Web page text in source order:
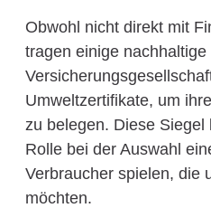
Obwohl nicht direkt mit
tragen einige nachhaltige
Umweltzertifikate, um
zu belegen. Diese
Rolle bei der Auswahl
Verbraucher spielen, die
möchten.